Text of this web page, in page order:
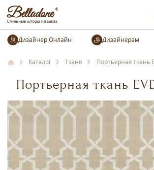
Каталог Ткани Портьерная ткань
Портьерная ткань